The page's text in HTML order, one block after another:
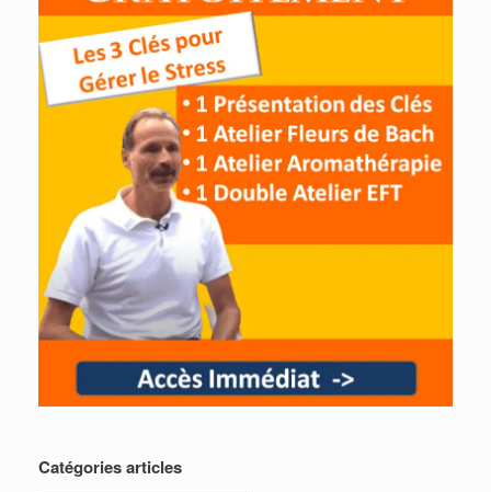
Catégories articles